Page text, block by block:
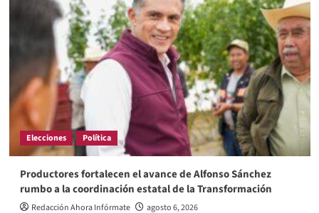
Elecciones Política
Productores fortalecen el avance de Alfonso Sánchez
rumbo a la coordinación estatal de la Transformación
Redacción Ahora Infórmate agosto 6, 2026